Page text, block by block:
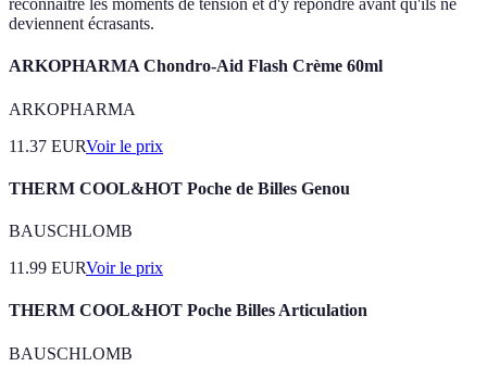
reconnaître les moments de tension et d'y répondre avant qu'ils ne
deviennent écrasants.
ARKOPHARMA Chondro-Aid Flash Crème 60ml
ARKOPHARMA
11.37 EURVoir le prix
THERM COOL&HOT Poche de Billes Genou
BAUSCHLOMB
11.99 EURVoir le prix
THERM COOL&HOT Poche Billes Articulation
BAUSCHLOMB